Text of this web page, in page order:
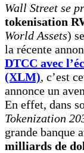
Wall Street se
tokenisation
World Assets)
la récente
DTCC avec
(XLM), c’est
annonce un
En effet, dans
Tokenization
grande banque
milliards de